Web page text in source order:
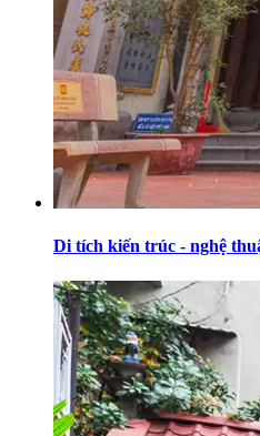
Di tích kiến trúc - nghệ